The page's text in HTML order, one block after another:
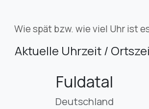
Wie spät bzw. wie viel Uhr ist
Aktuelle Uhrzeit /
Fuldatal
Deutschland